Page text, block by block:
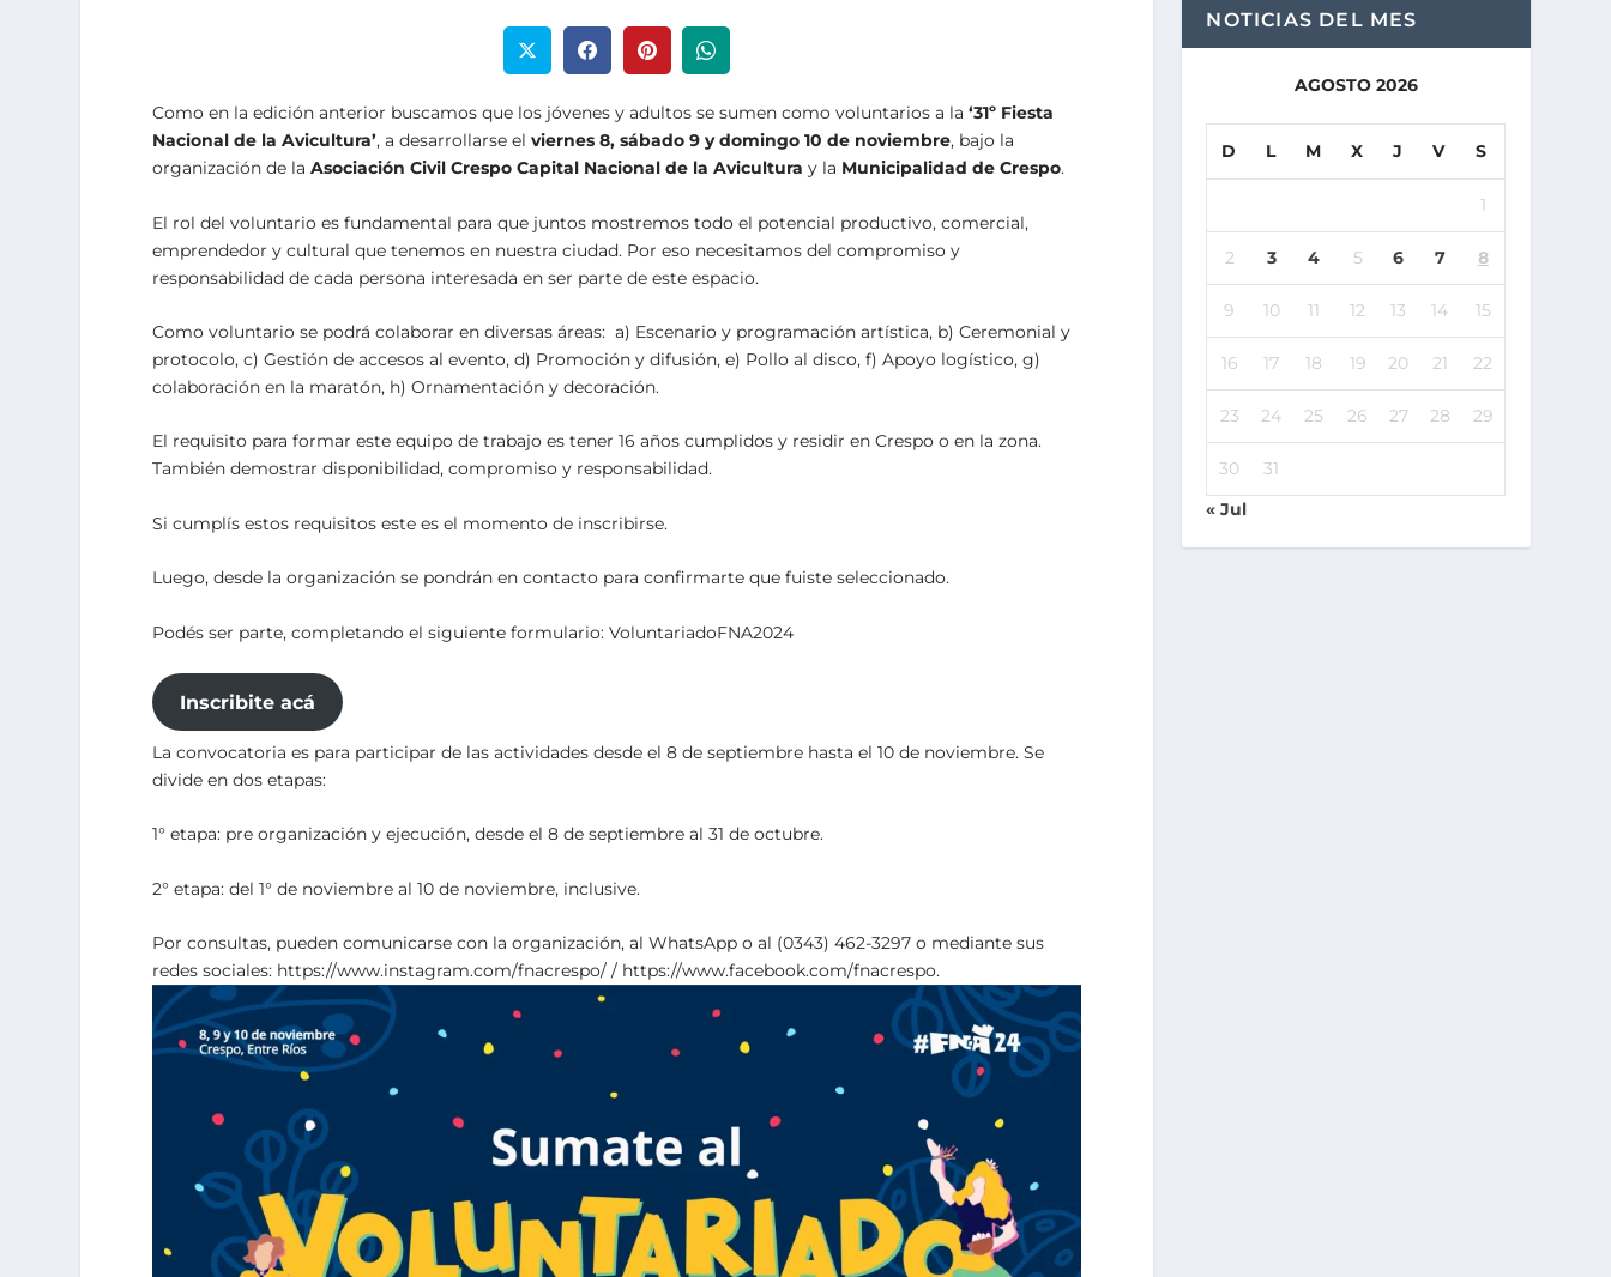
Como en la edición anterior buscamos que los jóvenes y adultos se sumen como voluntarios a la‘31º Fiesta
Nacional de la Avicultura’, a desarrollarse elviernes 8, sábado 9 y domingo 10 de noviembre, bajo la
organización de laAsociación Civil Crespo Capital Nacional de la Avicultura y la Municipalidad de Crespo.
El rol del voluntario es fundamental para que juntos mostremos todo el potencial productivo, comercial,
emprendedor y cultural que tenemos en nuestra ciudad. Por eso necesitamos del compromiso y
responsabilidad de cada persona interesada en ser parte de este espacio.
Como voluntario se podrá colaborar en diversas áreas: a) Escenario y programación artística, b) Ceremonial y
protocolo, c) Gestión de accesos al evento, d) Promoción y difusión, e) Pollo al disco, f) Apoyo logístico, g)
colaboración en la maratón, h) Ornamentación y decoración.
El requisito para formar este equipo de trabajo es tener 16 años cumplidos y residir en Crespo o en la zona.
También demostrar disponibilidad, compromiso y responsabilidad.
Si cumplís estos requisitos este es el momento de inscribirse.
Luego, desde la organización se pondrán en contacto para confirmarte que fuiste seleccionado.
Podés ser parte, completando el siguiente formulario: VoluntariadoFNA2024
Inscribite acá
La convocatoria es para participar de las actividades desde el 8 de septiembre hasta el 10 de noviembre. Se
divide en dos etapas:
1° etapa: pre organización y ejecución, desde el 8 de septiembre al 31 de octubre.
2° etapa: del 1° de noviembre al 10 de noviembre, inclusive.
Por consultas, pueden comunicarse con la organización, al WhatsApp o al (0343) 462-3297 o mediante sus
redes sociales: https://www.instagram.com/fnacrespo/ / https://www.facebook.com/fnacrespo.
NOTICIAS DEL MES
AGOSTO 2026
D L M X J V S
1
2 3 4 5 6 7 8
9 10 11 12 13 14 15
16 17 18 19 20 21 22
23 24 25 26 27 28 29
30
31
« Jul